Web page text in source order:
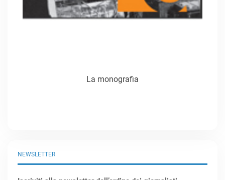
NEWSLETTER
La monografia